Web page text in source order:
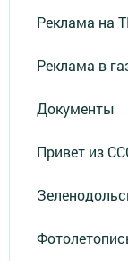
Реклама на
Реклама в
Документы
Привет из